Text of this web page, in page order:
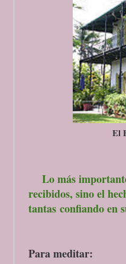
El
Lo más
recibidos, sino el
tantas confiando en
Para meditar: